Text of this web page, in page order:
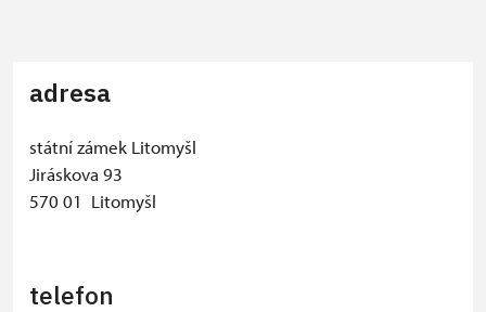
adresa
státní zámek Litomyšl
Jiráskova 93
570 01 Litomyšl
telefon